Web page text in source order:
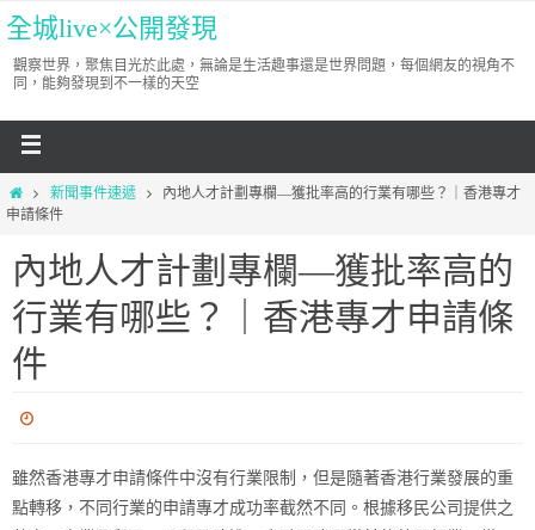
全城live×公開發現
觀察世界，聚焦目光於此處，無論是生活趣事還是世界問題，每個網友的視角不
同，能夠發現到不一樣的天空
新聞事件速遞
內地人才計劃專欄—獲批率高的行業有哪些？｜香港專才
申請條件
內地人才計劃專欄—獲批率高的
行業有哪些？｜香港專才申請條
件
雖然香港專才申請條件中沒有行業限制，但是隨著香港行業發展的重
點轉移，不同行業的申請專才成功率截然不同。根據移民公司提供之